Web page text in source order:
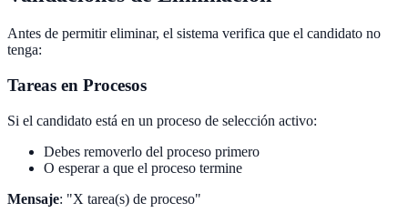
Antes de permitir eliminar, el sistema verifica que el candidato no
tenga:
Tareas en Procesos
Si el candidato está en un proceso de selección activo:
Debes removerlo del proceso primero
O esperar a que el proceso termine
Mensaje: "X tarea(s) de proceso"